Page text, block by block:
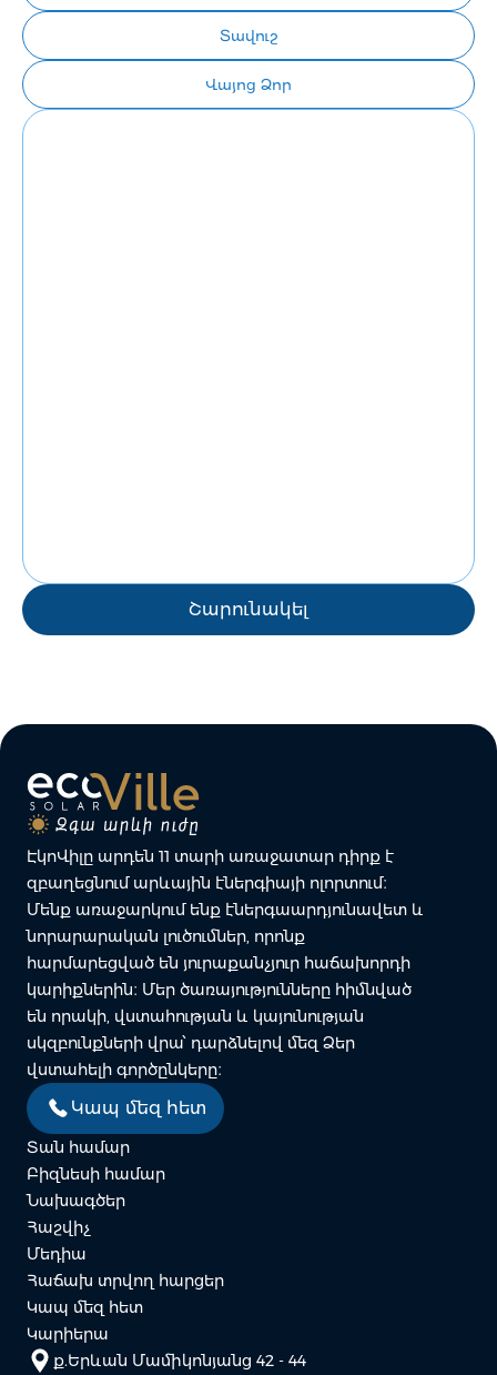
Տավուշ
Վայոց Ձոր
Շարունակել
ԷկոՎիլը արդեն 11 տարի առաջատար դիրք է
զբաղեցնում արևային էներգիայի ոլորտում։
Մենք առաջարկում ենք էներգաարդյունավետ և
նորարարական լուծումներ, որոնք
հարմարեցված են յուրաքանչյուր հաճախորդի
կարիքներին։ Մեր ծառայությունները հիմնված
են որակի, վստահության և կայունության
սկզբունքների վրա՝ դարձնելով մեզ Ձեր
վստահելի գործընկերը։
Կապ մեզ հետ
Տան համար
Բիզնեսի համար
Նախագծեր
Հաշվիչ
Մեդիա
Հաճախ տրվող հարցեր
Կապ մեզ հետ
Կարիերա
ք.Երևան Մամիկոնյանց 42 - 44